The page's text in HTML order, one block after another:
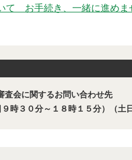
て お手続き、一緒に進めま
査会に関するお問い合わせ先
３０分～１８時１５分）（土日